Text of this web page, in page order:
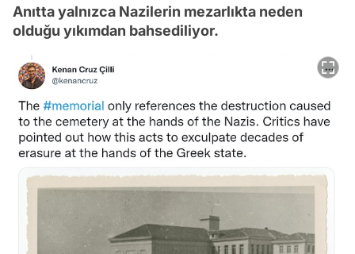
Anıtta yalnızca Nazilerin mezarlıkta neden
olduğu yıkımdan bahsediliyor.